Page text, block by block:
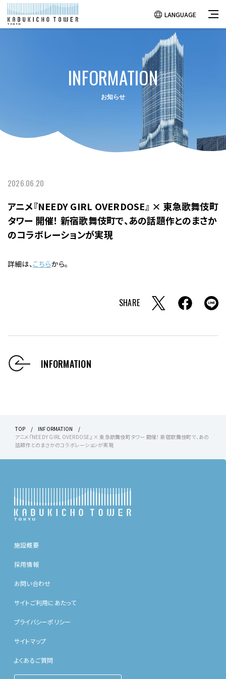
LANGUAGE
INFORMATION
お知らせ
2026.06.20
アニメ『NEEDY GIRL OVERDOSE』 × 東急歌舞伎町
タワー 開催！ 新宿歌舞伎町で、あの話題作とのまさか
のコラボレーションが実現
詳細は、 こちらから。
SHARE
INFORMATION
TOP
INFORMATION
アニメ『NEEDY GIRL OVERDOSE』 × 東急歌舞伎町タワー 開催！ 新宿歌舞伎町で、あの
話題作とのまさかのコラボレーションが実現
施設概要
採用情報
お問い合わせ
サイトご利用にあたって
プライバシーポリシー
サイトマップ
よくあるご質問